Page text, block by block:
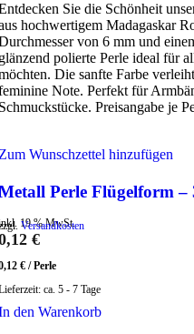
Sie die Schönheit
hochwertigem Madagaskar
von 6 mm und
polierte Perle ideal für
Die sanfte Farbe
Note. Perfekt für
Preisangabe je
Wunschzettel hinzufügen
Perle Flügelform –
19 % MwSt.
Versandkosten
€
€ /Perle
ca. 5 - 7 Tage
den Warenkorb